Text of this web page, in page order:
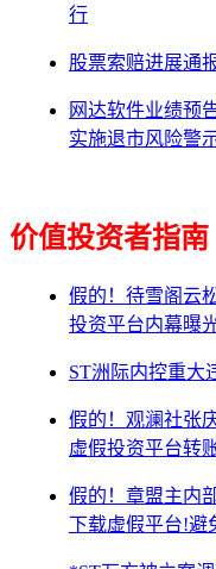
行
股票索赔进展通
网达软件业绩预
实施退市风险警
价值投资者指南
假的！待雪阁云
投资平台内幕曝
ST洲际内控重大
假的！观澜社张
虚假投资平台转
假的！章盟主内
下载虚假平台!避